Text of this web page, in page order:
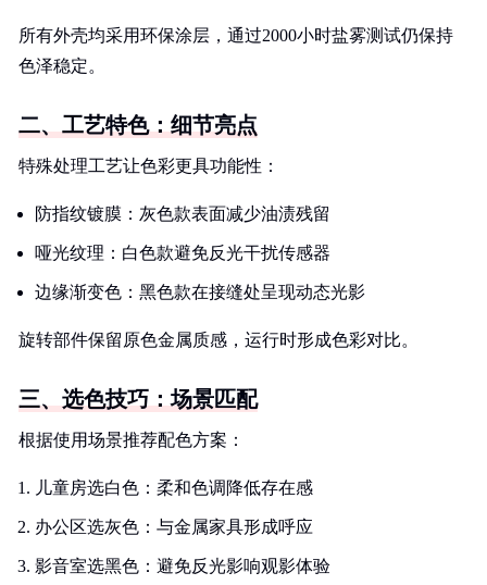
所有外壳均采用环保涂层，通过2000小时盐雾测试仍保持
色泽稳定。
二、工艺特色：细节亮点
特殊处理工艺让色彩更具功能性：
防指纹镀膜：灰色款表面减少油渍残留
哑光纹理：白色款避免反光干扰传感器
边缘渐变色：黑色款在接缝处呈现动态光影
旋转部件保留原色金属质感，运行时形成色彩对比。
三、选色技巧：场景匹配
根据使用场景推荐配色方案：
儿童房选白色：柔和色调降低存在感
办公区选灰色：与金属家具形成呼应
影音室选黑色：避免反光影响观影体验